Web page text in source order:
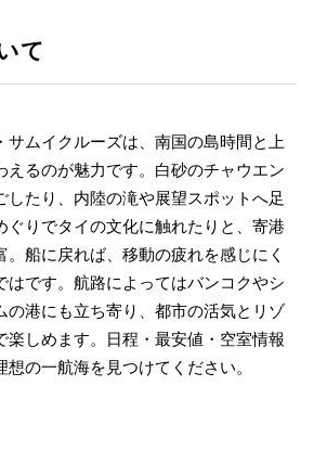
て
サムイクルーズは、南国の島時間と上
えるのが魅力です。白砂のチャウエン
したり、内陸の滝や展望スポットへ足
ぐりでタイの文化に触れたりと、寄港
船に戻れば、移動の疲れを感じにく
はです。航路によってはバンコクやシ
の港にも立ち寄り、都市の活気とリゾ
楽しめます。日程・最安値・空室情報
の一航海を見つけてください。